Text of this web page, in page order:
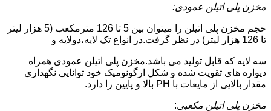
مخزن پلی اتیلن عمودی:
حجم مخزن پلی اتیلن را میتوان بین 5 تا 126 مترمکعب (5 هزار لیتر
تا 126 هزار لیتر) در نظر گرفت.در انواع تک لایه،دولایه و
سه لایه که قابل تولید می باشد.مخزن پلی اتیلن عمودی همراه
دیواره های تقویت شده و شکل ارگونومیک خود توانایی نگهداری
مقدار بالایی از مایعات با PH بالا و پایین را دارد.
مخزن پلی اتیلن مکعبی: